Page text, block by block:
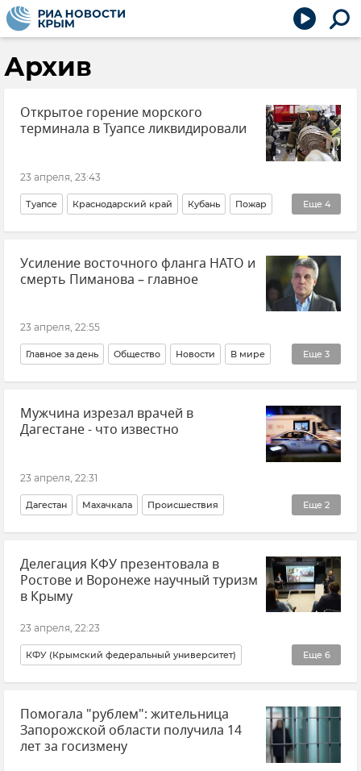
Архив
Открытое горение морского
терминала в Туапсе ликвидировали
23 апреля, 23:43
Еще 4
Туапсе Краснодарский край Кубань Пожар
Происшествия Новости Атаки ВСУ
Новости СВО
Усиление восточного фланга НАТО и
смерть Пиманова – главное
23 апреля, 22:55
Еще 3
Главное за день Общество Новости В мире
Алексей Пиманов Крым Таисия Повалий
Мужчина изрезал врачей в
Дагестане - что известно
23 апреля, 22:31
Еще 2
Дагестан Махачкала Происшествия
СК РФ (Следственный комитет Российской Федерации)
Новости
Делегация КФУ презентовала в
Ростове и Воронеже научный туризм
в Крыму
23 апреля, 22:23
Еще 6
КФУ (Крымский федеральный университет)
Туризм Туризм в Крыму Внутренний туризм
Геннадий Самохин Крым Новости Крыма
Помогала "рублем": жительница
Запорожской области получила 14
лет за госизмену